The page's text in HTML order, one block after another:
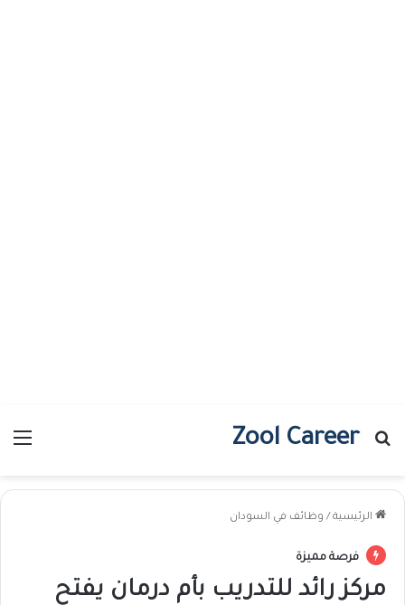
Zool Career
بحث عن
الرئيسية / وظائف في السودان
فرصة مميزة
مركز رائد للتدريب بأم درمان يفتح